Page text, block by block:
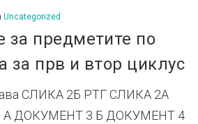
Uncategorized
за предметите по
за прв и втор циклус
СЛИКА 2Б РТГ СЛИКА 2А
А ДОКУМЕНТ 3 Б ДОКУМЕНТ 4